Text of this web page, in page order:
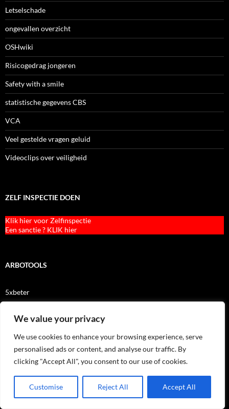
We value your privacy
We use cookies to enhance your browsing experience, serve
personalised ads or content, and analyse our traffic. By
clicking "Accept All", you consent to our use of cookies.
Customise Reject All Accept All
Letselschade
ongevallen overzicht
OSHwiki
Risicogedrag jongeren
Safety with a smile
statistische gegevens CBS
VCA
Veel gestelde vragen geluid
Videoclips over veiligheid
ZELF INSPECTIE DOEN
Klik hier voor Zelfinspectie
Een sanctie ? KLIK hier
ARBOTOOLS
5xbeter
controle-lijsten
Fysieke belasting op het werk
Gegevens gevaarlijke stoffen